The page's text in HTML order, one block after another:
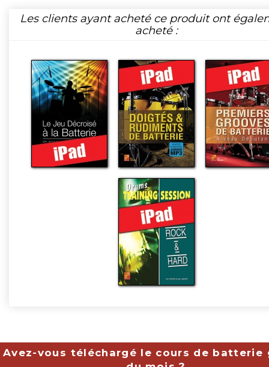
Les clients ayant acheté ce produit ont
acheté :
Avez-vous téléchargé le cours de batterie